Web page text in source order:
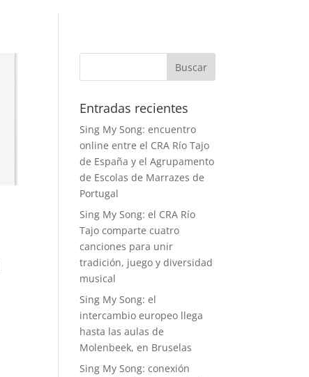
Entradas recientes
Sing My Song: encuentro
online entre el CRA Río Tajo
de España y el Agrupamento
de Escolas de Marrazes de
Portugal
Sing My Song: el CRA Río
Tajo comparte cuatro
canciones para unir
tradición, juego y diversidad
musical
Sing My Song: el
intercambio europeo llega
hasta las aulas de
Molenbeek, en Bruselas
Sing My Song: conexión